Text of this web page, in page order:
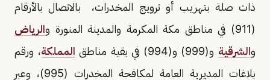
ذات صلة بتهريب أو ترويج المخدرات، بالاتصال بالأرقام
(911) في مناطق مكة المكرمة والمدينة المنورة و
الرياض
والشرقية و(999) و(994) في بقية مناطق المملكة، ورقم
بلاغات المديرية العامة لمكافحة المخدرات (995)، وعبر